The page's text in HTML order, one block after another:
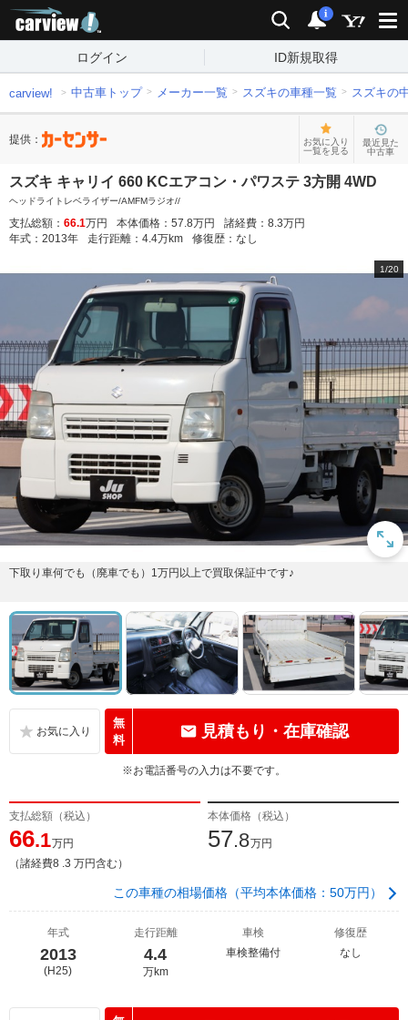
検索 通知
i
ログイン ID新規取得
carview! 中古車トップ メーカー一覧 スズキの車種一覧 スズキの
提供：
お気に入り
一覧を見る
最近見た
中古車
スズキ キャリイ 660 KCエアコン・パワステ 3方開 4WD
ヘッドライトレベライザー/AMFMラジオ//
支払総額： 66.1万円 本体価格： 57.8万円 諸経費： 8.3万円
年式： 2013年 走行距離： 4.4万km 修復歴： なし
1/20
下取り車何でも（廃車でも）1万円以上で買取保証中です♪
無
料
見積もり・在庫確認
※お電話番号の入力は不要です。
支払総額（税込）
66.1万円
（諸経費8 .3 万円含む）
本体価格（税込）
57.8万円
この車種の相場価格（平均本体価格：50万円）
年式
2013
(H25)
走行距離
4.4
万km
車検
車検整備付
修復歴
なし